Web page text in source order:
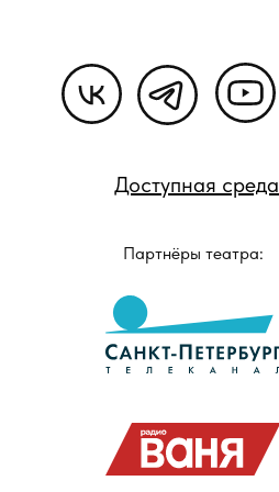
Партнёры театра:
Доступная среда